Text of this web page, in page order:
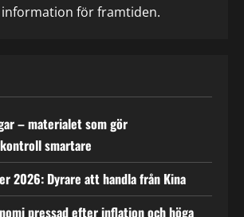
för framtiden.
– materialet som gör
smartare
2026: Dyrare att handla från Kina
pressad efter inflation och höga